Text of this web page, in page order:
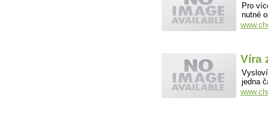
Pro
nutné
Víra
jedna